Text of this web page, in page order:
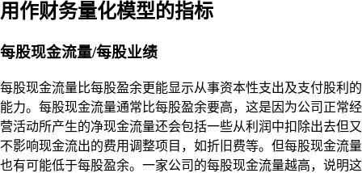
用作财务量化模型的指标
每股现金流量/每股业绩
每股现金流量比每股盈余更能显示从事资本性支出及支付股利的
能力。每股现金流量通常比每股盈余要高，这是因为公司正常经
营活动所产生的净现金流量还会包括一些从利润中扣除出去但又
不影响现金流出的费用调整项目，如折旧费等。但每股现金流量
也有可能低于每股盈余。一家公司的每股现金流量越高，说明这